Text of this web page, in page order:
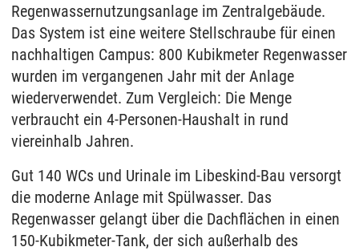
Regenwassernutzungsanlage im Zentralgebäude.
Das System ist eine weitere Stellschraube für einen
nachhaltigen Campus: 800 Kubikmeter Regenwasser
wurden im vergangenen Jahr mit der Anlage
wiederverwendet. Zum Vergleich: Die Menge
verbraucht ein 4-Personen-Haushalt in rund
viereinhalb Jahren.
Gut 140 WCs und Urinale im Libeskind-Bau versorgt
die moderne Anlage mit Spülwasser. Das
Regenwasser gelangt über die Dachflächen in einen
150-Kubikmeter-Tank, der sich außerhalb des